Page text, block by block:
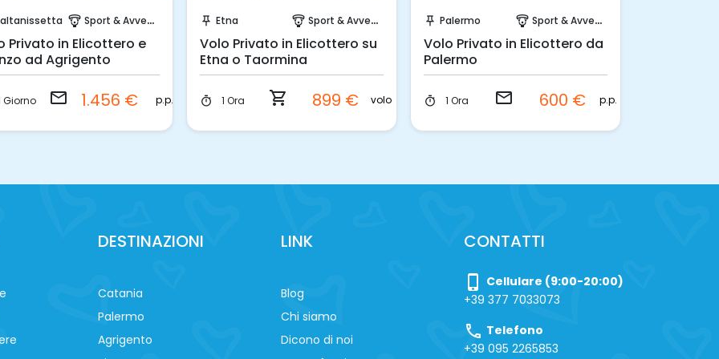
paragliding Sport & Avventura
Privato in Elicottero e
ad Agrigento
Giorno email 1.456 € p.p.
push_pin Etna paragliding Sport & Avventura
Volo Privato in Elicottero su
Etna o Taormina
timer 1 Ora shopping_cart 899 € volo
push_pin Palermo paragliding Sport & Avventura
Volo Privato in Elicottero da
Palermo
timer 1 Ora email 600 € p.p.
DESTINAZIONI
Catania
Palermo
Agrigento
LINK
Blog
Chi siamo
Dicono di noi
CONTATTI
phone_iphone
Cellulare (9:00-20:00)
+39 377 7033073
call Telefono
+39 095 2265853